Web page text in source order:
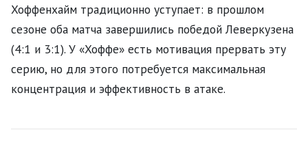
Хоффенхайм традиционно уступает: в прошлом
сезоне оба матча завершились победой Леверкузена
(4:1 и 3:1). У «Хоффе» есть мотивация прервать эту
серию, но для этого потребуется максимальная
концентрация и эффективность в атаке.